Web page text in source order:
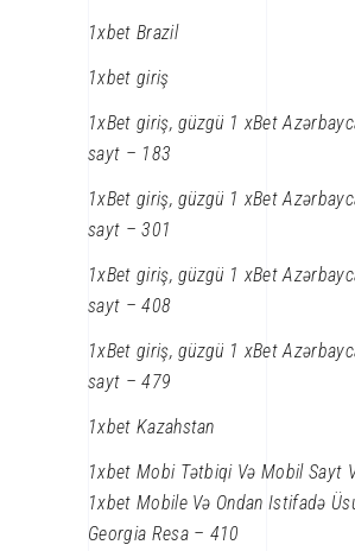
1xbet Brazil
1xbet giriş
1xBet giriş, güzgü 1 xBet
sayt – 183
1xBet giriş, güzgü 1 xBet
sayt – 301
1xBet giriş, güzgü 1 xBet
sayt – 408
1xBet giriş, güzgü 1 xBet
sayt – 479
1xbet Kazahstan
1xbet Mobi Tətbiqi Və Mobil Sayt
1xbet Mobile Və Ondan Istifadə
Georgia Resa – 410